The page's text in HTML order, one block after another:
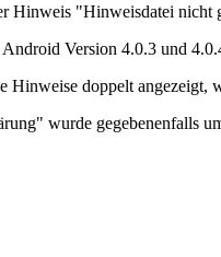
Hinweis "Hinweisdatei nicht
Version 4.0.3 und
Hinweise doppelt
wurde gegebenenfalls